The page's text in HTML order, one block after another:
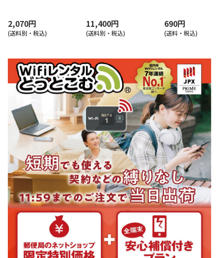
2,070円
(送料別・税込)
11,400円
(送料別・税込)
690円
(送料・税込)